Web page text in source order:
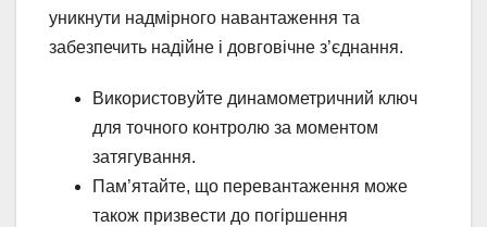
уникнути надмірного навантаження та
забезпечить надійне і довговічне з’єднання.
Використовуйте динамометричний ключ
для точного контролю за моментом
затягування.
Пам’ятайте, що перевантаження може
також призвести до погіршення